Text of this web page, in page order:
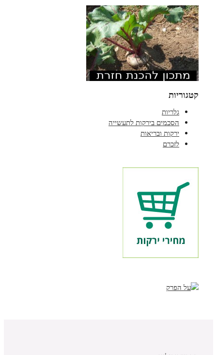
קטגוריות
גלריות
הסכמים בירקות לתעשייה
ירקות ובריאות
לזכרם